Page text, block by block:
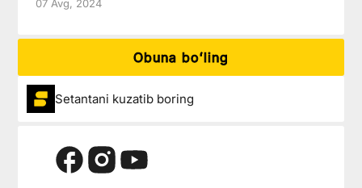
07 Avg, 2024
Obuna boʻling
Setantani kuzatib boring